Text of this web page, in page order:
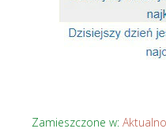
Zamieszczone w: